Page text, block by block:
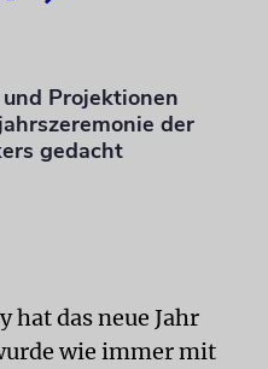
Projektionen
der
gedacht
hat das neue Jahr
wie immer mit